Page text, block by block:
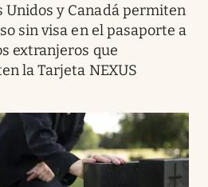
Unidos y Canadá permiten
sin visa en el pasaporte a
extranjeros que
la Tarjeta NEXUS